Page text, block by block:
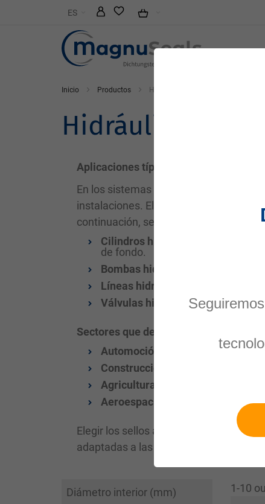
al
contenido
ES
Inicio Productos Hidráulica
Hidráulica
Aplicaciones típicas de sellado en
En los sistemas hidráulicos, los sellos
instalaciones. Elegir la aplicación de
continuación, se detallan algunas
Cilindros hidráulicos:
Los sellos
de fondo.
Bombas hidráulicas:
Evitan la
Líneas hidráulicas:
Las juntas
Válvulas hidráulicas:Las juntas
Sectores que dependen de
Automoción:
Sistemas
Construcción:
Excavadoras,
Agricultura:
Aeroespacial:
Máxima precisión
Elegir los sellos adecuados garantiza
adaptadas a las necesidades de su
Diámetro interior (mm) 1-10